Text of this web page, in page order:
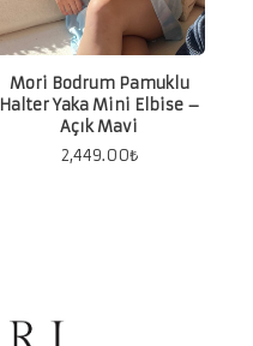
Mori Bodrum Pamuklu
Halter Yaka Mini Elbise –
Açık Mavi
2,449.00₺